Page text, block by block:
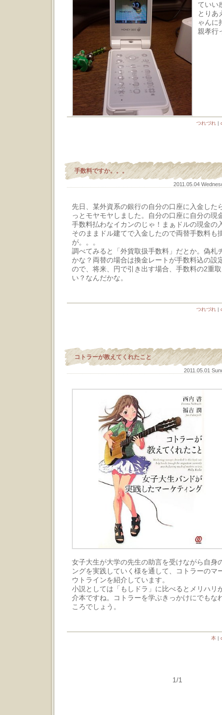
ていい
とりあ
ゃんに
親孝行
つれづれ |
手数料ですか。。。
2011.05.04
先日、某外資系の銀行の自分の口座に入金した
っとモヤモヤしました。自分の口座に自分の現
手数料払わなイカンのじゃ！まぁドルの現金の
そのままドル建てで入金したので両替手数料も
が。。。
調べてみると「外貨取扱手数料」だとか。偽札
かな？両替の場合は換金レートが手数料込の設
ので、将来、円で引き出す場合、手数料の2重
い？なんだかな。
つれづれ |
コトラーが教えてくれたこと
2011.05.01
女子大生が大学の先生の助言を受けながら自身
ングを実践していく様を通して、コトラーのマ
ウトラインを紹介しています。
小説としては「もしドラ」に比べるとメリハリ
介本ですね。コトラーを学ぶきっかけにでもな
ころでしょう。
本 |
1/1